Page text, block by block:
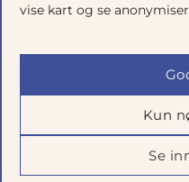
vise kart og se
Kun
Se
Salgsbetingelser|